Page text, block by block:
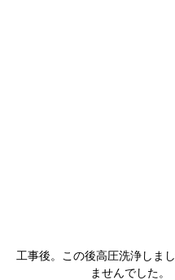
工事後。この後高圧洗浄しま
ませんでした。